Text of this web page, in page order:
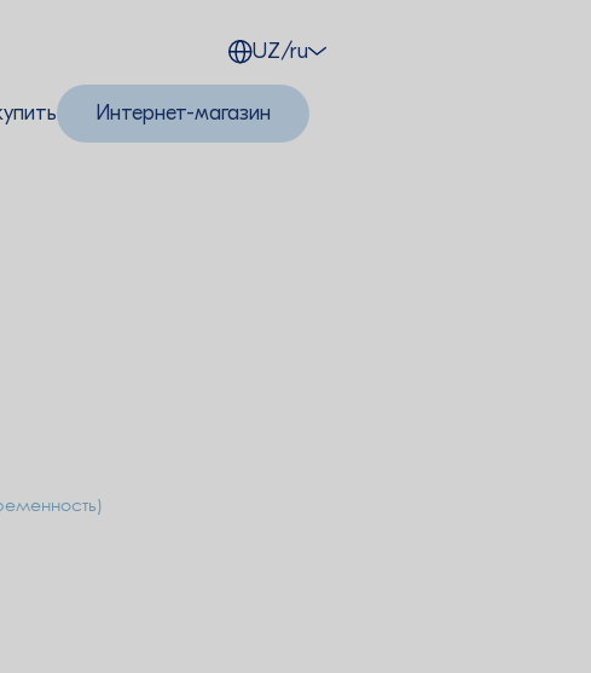
UZ/ru
Интернет-магазин